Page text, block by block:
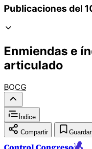
Publicaciones del
Enmiendas e
articulado
BOCG
Índice
Compartir Guardar